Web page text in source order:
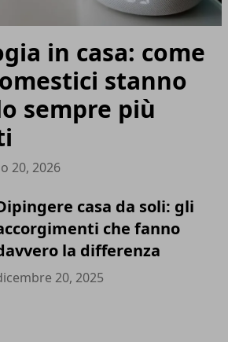
in casa: come
stanno
sempre più
20, 2026
casa da soli: gli
che fanno
la differenza
20, 2025